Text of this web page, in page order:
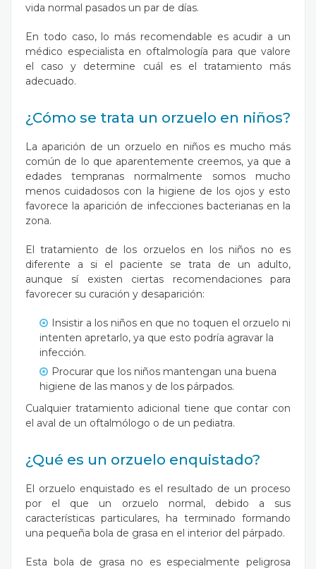
vida normal pasados un par de días.
En todo caso, lo más recomendable es acudir a un
médico especialista en oftalmología para que valore
el caso y determine cuál es el tratamiento más
adecuado.
¿Cómo se trata un orzuelo en niños?
La aparición de un orzuelo en niños es mucho más
común de lo que aparentemente creemos, ya que a
edades tempranas normalmente somos mucho
menos cuidadosos con la higiene de los ojos y esto
favorece la aparición de infecciones bacterianas en la
zona.
El tratamiento de los orzuelos en los niños no es
diferente a si el paciente se trata de un adulto,
aunque sí existen ciertas recomendaciones para
favorecer su curación y desaparición:
Insistir a los niños en que no toquen el orzuelo ni
intenten apretarlo, ya que esto podría agravar la
infección.
Procurar que los niños mantengan una buena
higiene de las manos y de los párpados.
Cualquier tratamiento adicional tiene que contar con
el aval de un oftalmólogo o de un pediatra.
¿Qué es un orzuelo enquistado?
El orzuelo enquistado es el resultado de un proceso
por el que un orzuelo normal, debido a sus
características particulares, ha terminado formando
una pequeña bola de grasa en el interior del párpado.
Esta bola de grasa no es especialmente peligrosa